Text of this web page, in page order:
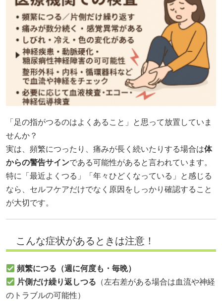
「足の指がつるのはよくあること」と思って放置していま
せんか？
実は、頻繁につったり、痛みが長く続いたりする場合は体
からの警告サインである可能性があると言われています。
特に「最近よくつる」「年々ひどくなっている」と感じる
なら、セルフケアだけでなく原因をしっかり確認すること
が大切です。
こんな症状があるときは注意！
頻繁につる（週に何度も・毎晩）
片側だけ繰り返しつる （左右差がある場合は血流や神経
のトラブルの可能性）